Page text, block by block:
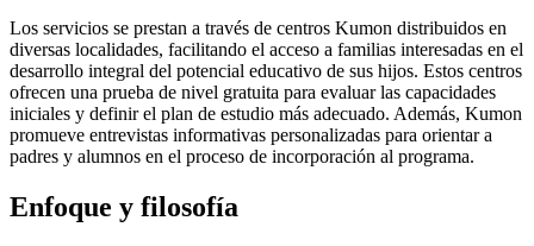
Los servicios se prestan a través de centros Kumon distribuidos en
diversas localidades, facilitando el acceso a familias interesadas en el
desarrollo integral del potencial educativo de sus hijos. Estos centros
ofrecen una prueba de nivel gratuita para evaluar las capacidades
iniciales y definir el plan de estudio más adecuado. Además, Kumon
promueve entrevistas informativas personalizadas para orientar a
padres y alumnos en el proceso de incorporación al programa.
Enfoque y filosofía